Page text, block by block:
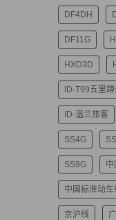
DF4DH
DF11G
HXD3D
ID-T99五里蹲
ID-温兰旅客
SS4G
SS9G 中
中国标准动车
京沪线